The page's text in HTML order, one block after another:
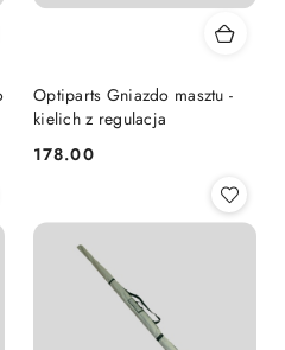
Optiparts Gniazdo masztu -
kielich z regulacja
Cena:
178.00